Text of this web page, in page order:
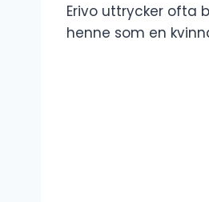
Erivo uttrycker ofta
henne som en